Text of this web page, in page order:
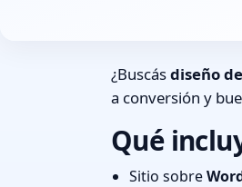
¿Buscásdiseño
a conversión y
Qué
Sitio sobre